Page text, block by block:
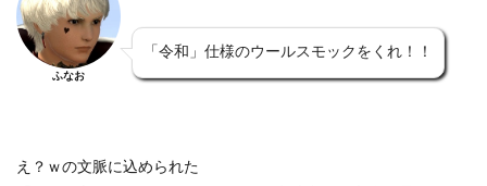
ふなお
「令和」仕様のウールスモックをくれ！！
え？ｗの文脈に込められた